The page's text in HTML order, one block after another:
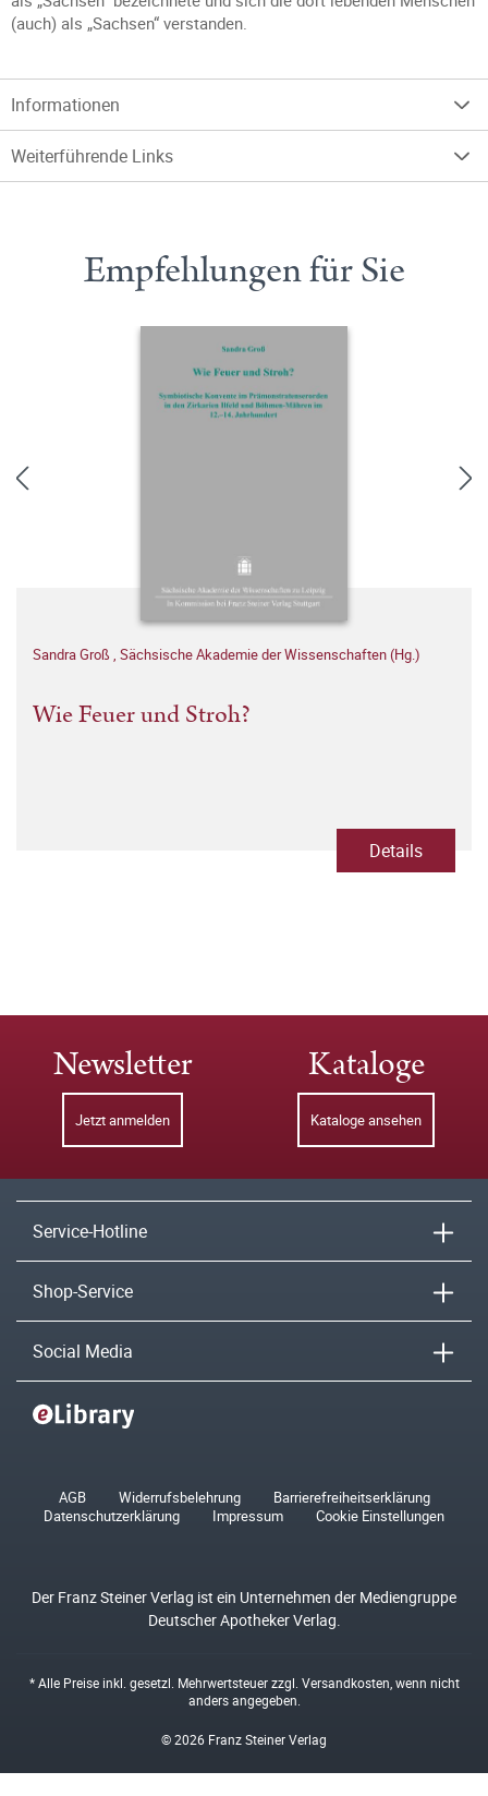
(auch) als „Sachsen“ verstanden.
Informationen
Weiterführende Links
Empfehlungen für Sie
Sandra Groß , Sächsische Akademie der Wissenschaften (Hg.)
Wie Feuer und Stroh?
Details
Newsletter
Jetzt anmelden
Kataloge
Kataloge ansehen
Service-Hotline
Shop-Service
Social Media
AGB Widerrufsbelehrung
Barrierefreiheitserklärung
Datenschutzerklärung
Impressum Cookie Einstellungen
Der Franz Steiner Verlag ist ein Unternehmen der Mediengruppe
Deutscher Apotheker Verlag.
* Alle Preise inkl. gesetzl. Mehrwertsteuer zzgl. Versandkosten , wenn nicht
anders angegeben.
© 2026 Franz Steiner Verlag